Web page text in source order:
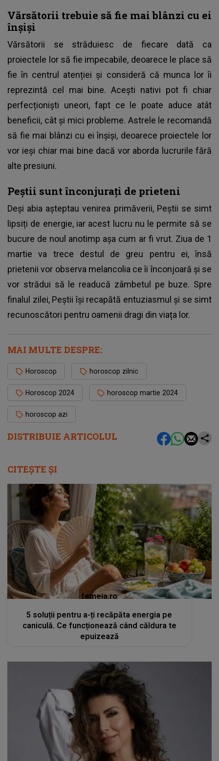
DISTRIBUIE ARTICOLUL
Vărsătorii trebuie să fie mai blânzi cu ei
înșiși
Vărsătorii se străduiesc de fiecare dată ca
proiectele lor să fie impecabile, deoarece le place să
fie în centrul atenției și consideră că munca lor îi
reprezintă cel mai bine. Acești nativi pot fi chiar
perfecționiști uneori, fapt ce le poate aduce atât
beneficii, cât și mici probleme. Astrele le recomandă
să fie mai blânzi cu ei înșiși, deoarece proiectele lor
vor ieși chiar mai bine dacă vor aborda lucrurile fără
alte presiuni.
Peștii sunt înconjurați de prieteni
Deși abia așteptau venirea primăverii, Peștii se simt
lipsiți de energie, iar acest lucru nu le permite să se
bucure de noul anotimp așa cum ar fi vrut. Ziua de 1
martie va trece destul de greu pentru ei, însă
prietenii vor observa melancolia ce îi înconjoară și se
vor strădui să le readucă zâmbetul pe buze. Spre
finalul zilei, Peștii își recapătă entuziasmul și se simt
recunoscători pentru oamenii dragi din viața lor.
MAI MULTE DESPRE:
Horoscop horoscop zilnic
Horoscop 2024 horoscop martie 2024
horoscop azi
CITEȘTE ȘI
femeia.ro
5 soluții pentru a-ți recăpăta energia pe
caniculă. Ce funcționează când căldura te
epuizează